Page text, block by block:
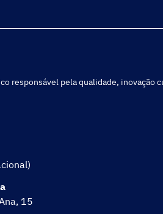
responsável pela qualidade,
15